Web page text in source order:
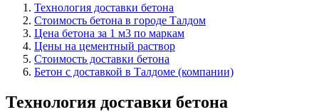
Технология доставки бетона
Стоимость бетона в городе Талдом
Цена бетона за 1 м3 по маркам
Цены на цементный раствор
Стоимость доставки бетона
Бетон с доставкой в Талдоме (компании)
Технология доставки бетона